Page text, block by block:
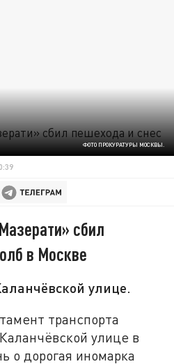
ФОТО ПРОКУРАТУРЫ МОСКВЫ.
сбил
в Москве
улице.
транспорта
улице в
о дорогая иномарка